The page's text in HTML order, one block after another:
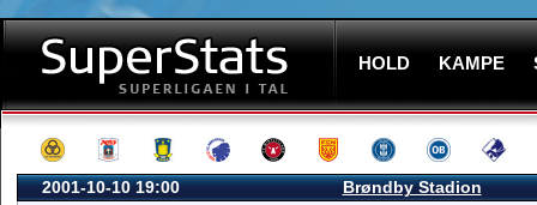
HOLD KAMPE
2001-10-10 19:00 Brøndby Stadion